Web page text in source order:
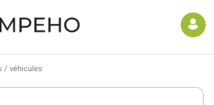
/ véhicules